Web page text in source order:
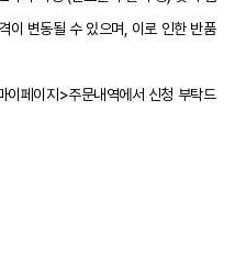
이 변동될 수 있으며, 이로 인한 반품
이페이지>주문내역에서 신청 부탁드